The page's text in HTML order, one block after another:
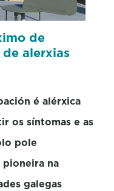
de
alerxias
é alérxica
os síntomas e as
pole
na
galegas